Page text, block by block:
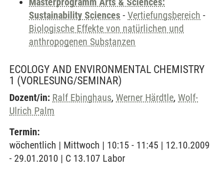
Sustainability Sciences - Vertiefungsbereich -
Biologische Effekte von natürlichen und
anthropogenen Substanzen
ECOLOGY AND ENVIRONMENTAL CHEMISTRY
1 (VORLESUNG/SEMINAR)
Dozent/in: Ralf Ebinghaus, Werner Härdtle, Wolf-
Ulrich Palm
Termin:
wöchentlich | Mittwoch | 10:15 - 11:45 | 12.10.2009
- 29.01.2010 | C 13.107 Labor